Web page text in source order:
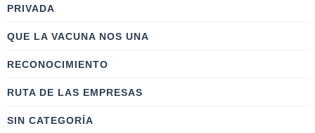
PRIVADA
QUE LA VACUNA NOS UNA
RECONOCIMIENTO
RUTA DE LAS EMPRESAS
SIN CATEGORÍA